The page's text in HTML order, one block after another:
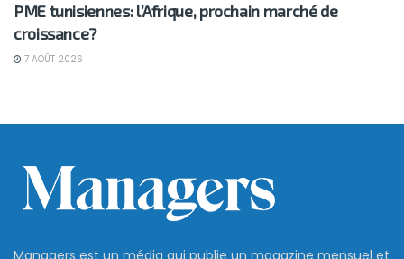
PME tunisiennes: l’Afrique, prochain marché de
croissance?
7 AOÛT 2026